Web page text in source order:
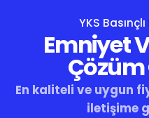
YKS
Emniyet
Çözüm
En kaliteli ve uygun
iletişime